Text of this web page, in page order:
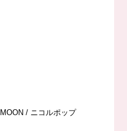
/ ニコルポップ